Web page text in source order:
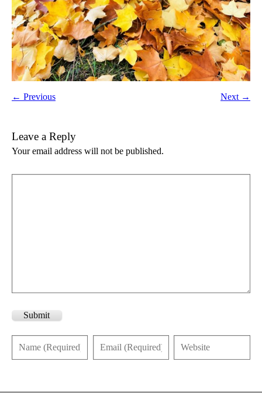
← Previous Next →
Leave a Reply
Your email address will not be published.
Submit